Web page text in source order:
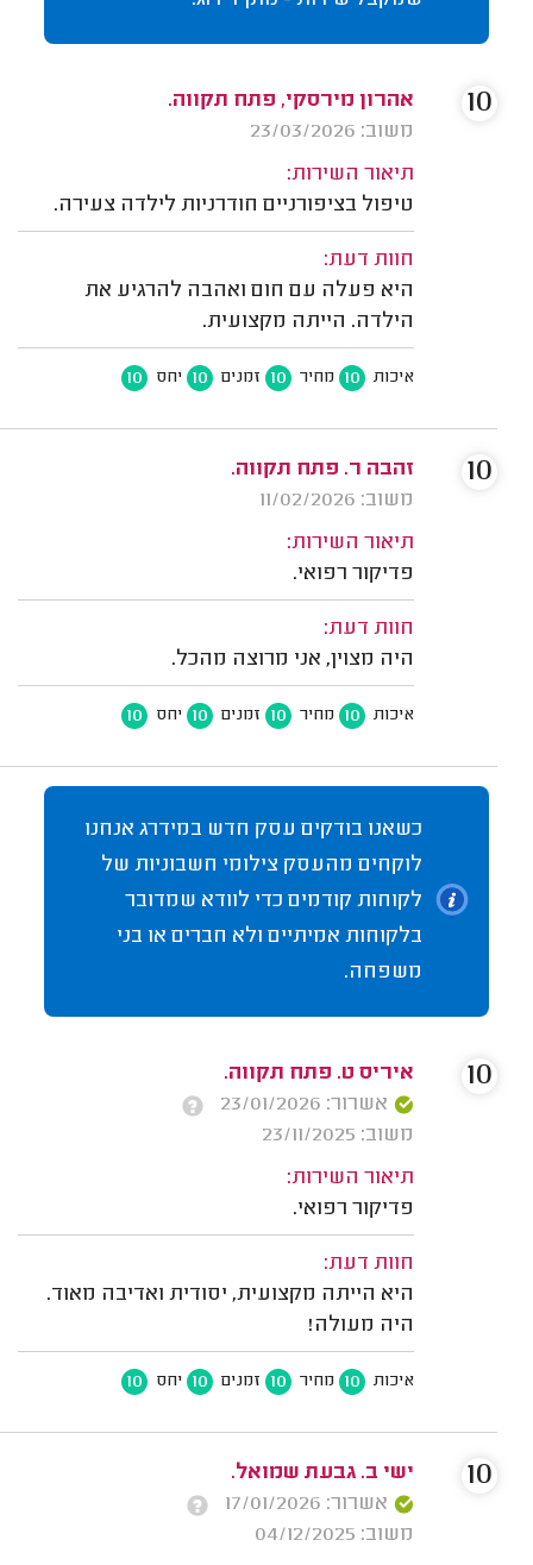
אהרון מירסקי, פתח תקווה.
משוב: 23/03/2026
תיאור השירות:
טיפול בציפורניים חודרניות לילדה צעירה.
חוות דעת:
היא פעלה עם חום ואהבה להרגיע את
הילדה. הייתה מקצועית.
איכות 10 מחיר 10 זמנים 10 יחס 10
10
זהבה ר. פתח תקווה.
משוב: 11/02/2026
תיאור השירות:
פדיקור רפואי.
חוות דעת:
היה מצוין, אני מרוצה מהכל.
איכות 10 מחיר 10 זמנים 10 יחס 10
10
כשאנו בודקים עסק חדש במידרג אנחנו
לוקחים מהעסק צילומי חשבוניות של
לקוחות קודמים כדי לוודא שמדובר
בלקוחות אמיתיים ולא חברים או בני
משפחה.
איריס ט. פתח תקווה.
אשרור: 23/01/2026
משוב: 23/11/2025
תיאור השירות:
פדיקור רפואי.
חוות דעת:
היא הייתה מקצועית, יסודית ואדיבה מאוד.
היה מעולה!
איכות 10 מחיר 10 זמנים 10 יחס 10
10
ישי ב. גבעת שמואל.
אשרור: 17/01/2026
משוב: 04/12/2025
10